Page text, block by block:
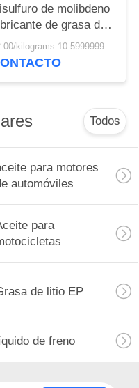
de molibdeno
de grasa de
temperatura
$2.00/kilograms 10-5999999 kilograms MOQ:10 kilogramos
Todos
para motores
automóviles
para
de litio EP
de freno